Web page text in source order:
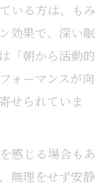
いる方は、もみ
効果で、深い眠
「朝から活動的
ォーマンスが向
せられていま
感じる場合もあ
無理をせず安静